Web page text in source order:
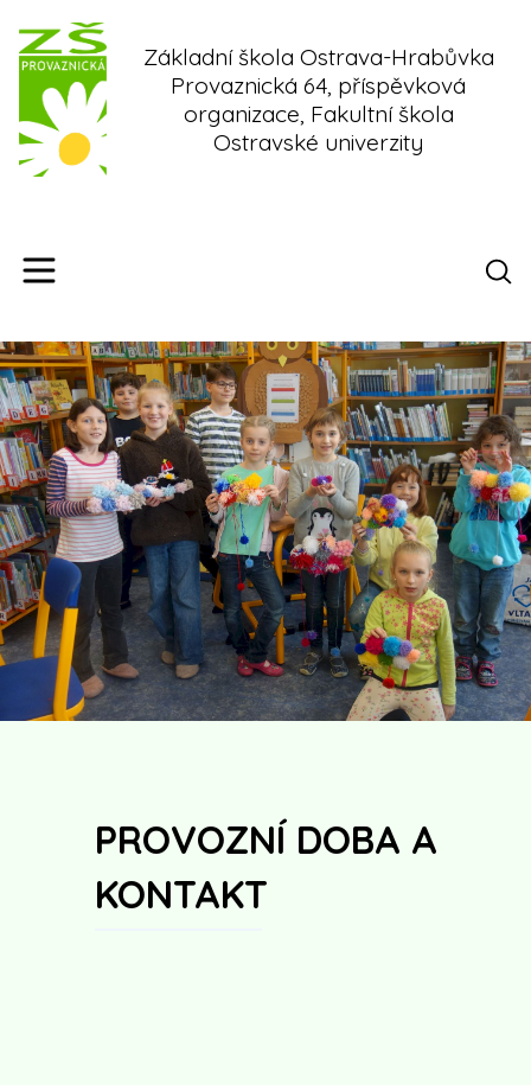
content
Základní škola Ostrava-Hrabůvka
Provaznická 64, příspěvková
organizace, Fakultní škola
Ostravské univerzity
PROVOZNÍ DOBA A
KONTAKT